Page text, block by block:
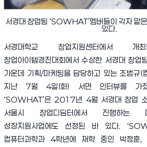
서경대 창업팀 ‘SOWHAT’멤버들이 각자 맡
있다.
서경대학교 창업지원센터에서
창업아이템경진대회에서 수상한 서경대 창업
가운데 기획/마케팅을 담당하고 있는 조범규(
지난 7월 4일(화) 서면 인터뷰를 가
‘SOWHAT’은2017년 4월 서경대 창업
서울시 창업디딤터에서 진행하는
성장지원사업에도 선정된 바 있다.
컴퓨터과학과 4학년에 재학 중인 박정훈,